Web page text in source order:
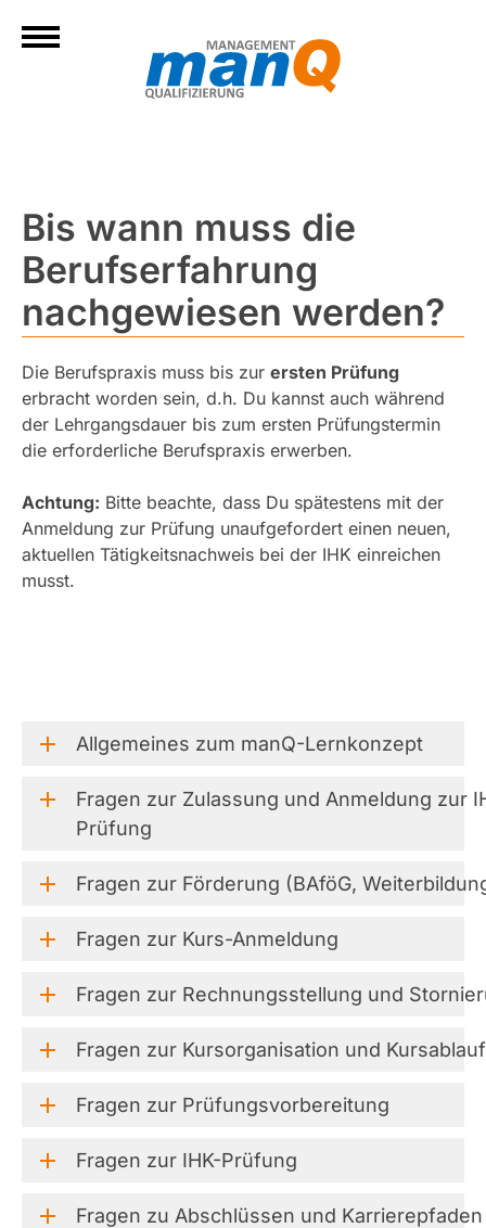
Bis wann muss die
Berufserfahrung
nachgewiesen werden?
Die Berufspraxis muss bis zur ersten Prüfung
erbracht worden sein, d.h. Du kannst auch während
der Lehrgangsdauer bis zum ersten Prüfungstermin
die erforderliche Berufspraxis erwerben.
Achtung: Bitte beachte, dass Du spätestens mit der
Anmeldung zur Prüfung unaufgefordert einen neuen,
aktuellen Tätigkeitsnachweis bei der IHK einreichen
musst.
Allgemeines zum manQ-Lernkonzept
Fragen zur Zulassung und Anmeldung zur
Prüfung
Fragen zur Förderung (BAföG,
Fragen zur Kurs-Anmeldung
Fragen zur Rechnungsstellung und
Fragen zur Kursorganisation und Kursablauf
Fragen zur Prüfungsvorbereitung
Fragen zur IHK-Prüfung
Fragen zu Abschlüssen und Karrierepfaden